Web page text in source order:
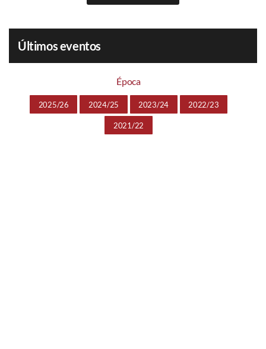
Últimos eventos
Época
2025/26 2024/25 2023/24 2022/23
2021/22